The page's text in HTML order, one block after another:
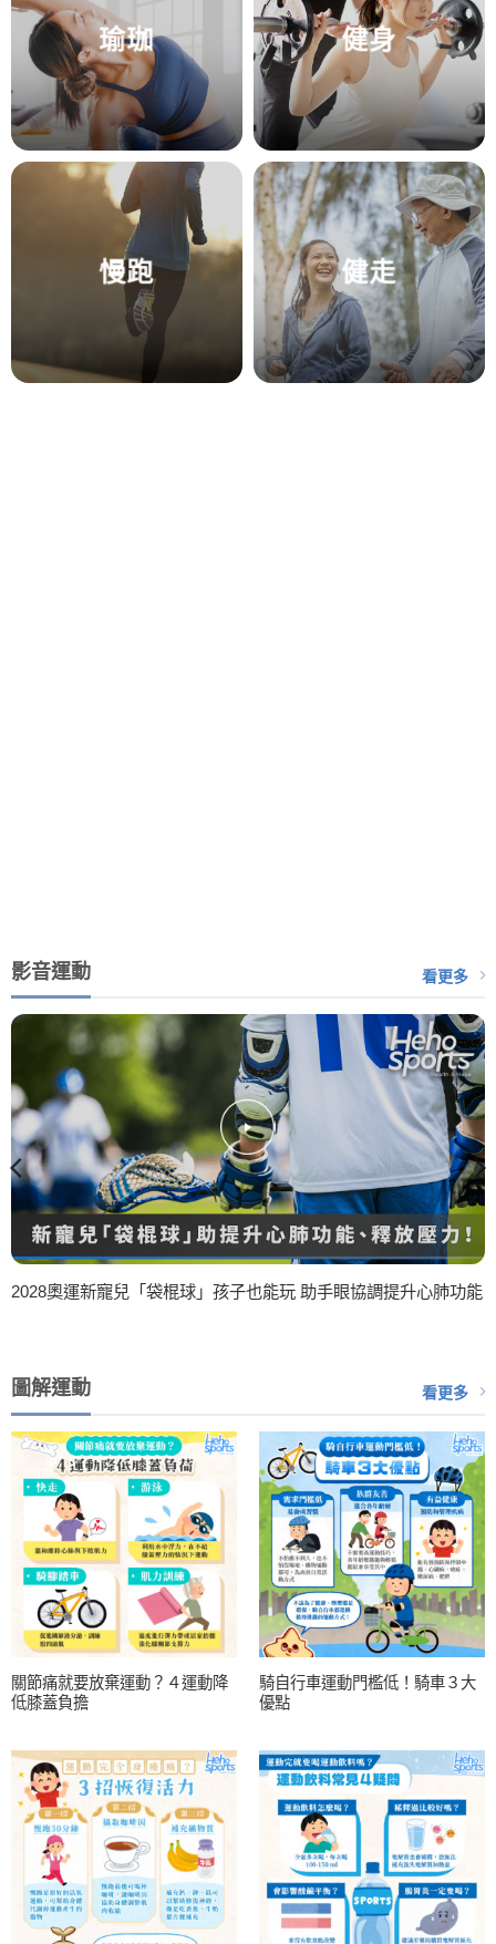
瑜珈 健身
慢跑 健走
影音運動 看更多
2028奧運新寵兒「袋棍球」孩子也能玩 助手眼協調提升心肺功能
圖解運動 看更多
關節痛就要放棄運動？４運動降
低膝蓋負擔
騎自行車運動門檻低！騎車３大
優點